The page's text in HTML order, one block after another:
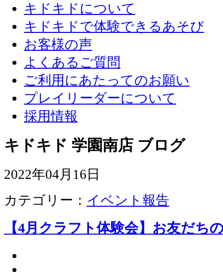
キドキドについて
キドキドで体験できるあそび
お客様の声
よくあるご質問
ご利用にあたってのお願い
プレイリーダーについて
採用情報
キドキド 学園南店 ブログ
2022年04月16日
カテゴリー： イベント報告
【4月クラフト体験会】お友だち